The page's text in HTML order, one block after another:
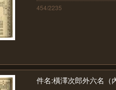
454/2235
件名:橫澤次郎外六名（